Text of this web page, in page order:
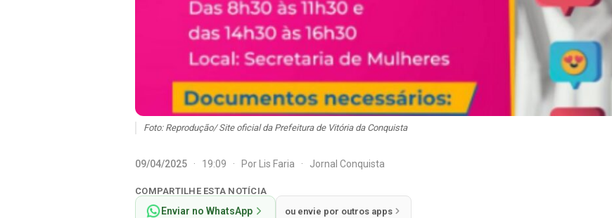
Foto: Reprodução/ Site oficial da Prefeitura de Vitória da Conquista
09/04/2025 · 19:09 · Por Lis Faria · Jornal Conquista
COMPARTILHE ESTA NOTÍCIA
Enviar no WhatsApp ou envie por outros apps